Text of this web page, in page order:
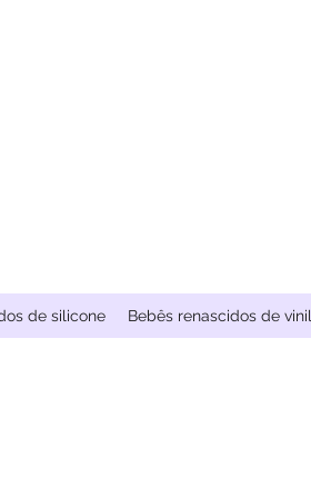
de silicone Bebês renascidos de vinil